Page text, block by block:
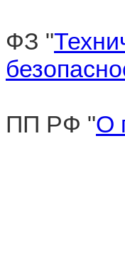
ФЗ "
ПП РФ "О